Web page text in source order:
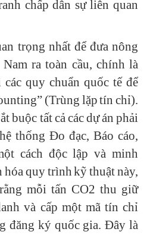
chấp dân sự liên quan
trọng nhất để đưa nông
ra toàn cầu, chính là
quy chuẩn quốc tế để
(Trùng lặp tín chỉ).
buộc tất cả các dự án phải
thống Đo đạc, Báo cáo,
cách độc lập và minh
hóa quy trình kỹ thuật này,
mỗi tấn CO2 thu giữ
và cấp một mã tín chỉ
đăng ký quốc gia. Đây là